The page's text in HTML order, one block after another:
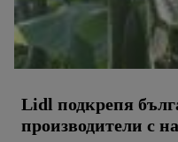
Lidl подкрепя
производители с